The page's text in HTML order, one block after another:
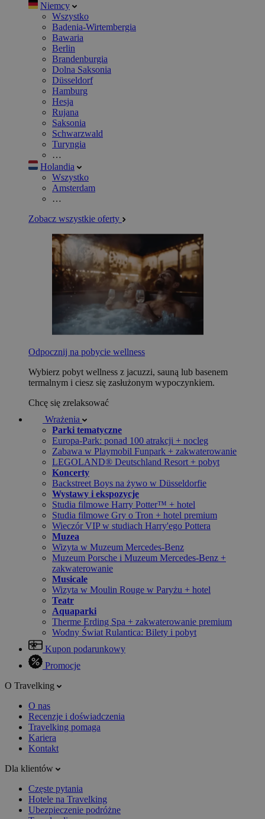
Niemcy
Wszystko
Badenia-Wirtembergia
Bawaria
Berlin
Brandenburgia
Dolna Saksonia
Düsseldorf
Hamburg
Hesja
Rujana
Saksonia
Schwarzwald
Turyngia
…
Holandia
Wszystko
Amsterdam
…
Zobacz wszystkie oferty
Odpocznij na pobycie wellness
Wybierz pobyt wellness z jacuzzi, sauną lub basenem
termalnym i ciesz się zasłużonym wypoczynkiem.
Chcę się zrelaksować
Wrażenia
Parki tematyczne
Europa-Park: ponad 100 atrakcji + nocleg
Zabawa w Playmobil Funpark + zakwaterowanie
LEGOLAND® Deutschland Resort + pobyt
Koncerty
Backstreet Boys na żywo w Düsseldorfie
Wystawy i ekspozycje
Studia filmowe Harry Potter™ + hotel
Studia filmowe Gry o Tron + hotel premium
Wieczór VIP w studiach Harry'ego Pottera
Muzea
Wizyta w Muzeum Mercedes-Benz
Muzeum Porsche i Muzeum Mercedes-Benz +
zakwaterowanie
Musicale
Wizyta w Moulin Rouge w Paryżu + hotel
Teatr
Aquaparki
Therme Erding Spa + zakwaterowanie premium
Wodny Świat Rulantica: Bilety i pobyt
Kupon podarunkowy
Promocje
O Travelking
O nas
Recenzje i doświadczenia
Travelking pomaga
Kariera
Kontakt
Dla klientów
Częste pytania
Hotele na Travelking
Ubezpieczenie podróżne